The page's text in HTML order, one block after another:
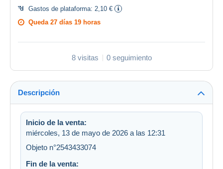
Gastos de plataforma: 2,10 €
Queda 27 días 19 horas
8 visitas 0 seguimiento
Descripción
Inicio de la venta:
miércoles, 13 de mayo de 2026 a las 12:31
Objeto n°2543433074
Fin de la venta: